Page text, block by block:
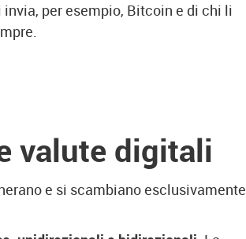
per esempio, Bitcoin e di chi li
valute digitali
e si scambiano esclusivamente